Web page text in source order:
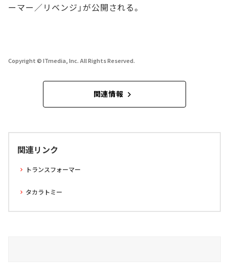
ーマー／リベンジ」が公開される。
Copyright © ITmedia, Inc. All Rights Reserved.
関連情報
関連リンク
トランスフォーマー
タカラトミー